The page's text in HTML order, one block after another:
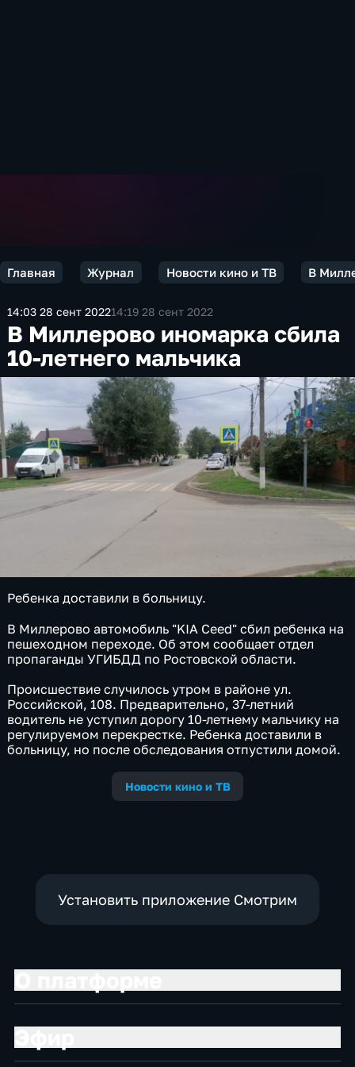
Главная Журнал Новости кино и ТВ В
14:03 28 сент 202214:19 28 сент 2022
В Миллерово иномарка сбила
10-летнего мальчика
Ребенка доставили в больницу.
В Миллерово автомобиль "KIA Ceed" сбил ребенка на
пешеходном переходе. Об этом сообщает отдел
пропаганды УГИБДД по Ростовской области.
Происшествие случилось утром в районе ул.
Российской, 108. Предварительно, 37-летний
водитель не уступил дорогу 10-летнему мальчику на
регулируемом перекрестке. Ребенка доставили в
больницу, но после обследования отпустили домой.
Новости кино и ТВ
Установить приложение Смотрим